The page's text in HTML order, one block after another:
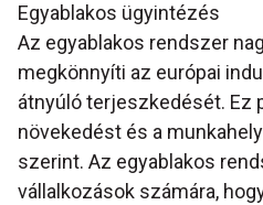
Egyablakos ügyintézés
Az egyablakos rendszer
megkönnyíti az európai
átnyúló terjeszkedését. Ez
növekedést és a
szerint. Az egyablakos
vállalkozások számára,